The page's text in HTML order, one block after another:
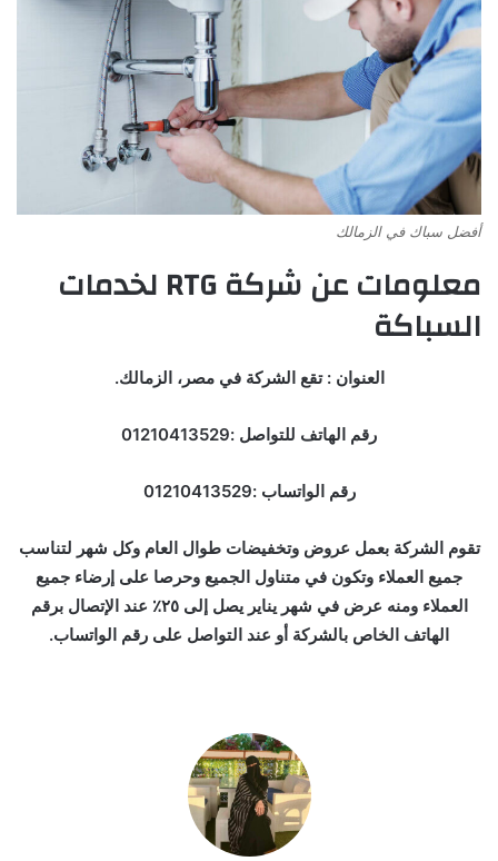
أفضل سباك في الزمالك
معلومات عن شركة RTG لخدمات
السباكة
العنوان : تقع الشركة في مصر، الزمالك.
رقم الهاتف للتواصل :01210413529
رقم الواتساب :01210413529
تقوم الشركة بعمل عروض وتخفيضات طوال العام وكل شهر لتناسب
جميع العملاء وتكون في متناول الجميع وحرصا على إرضاء جميع
العملاء ومنه عرض في شهر يناير يصل إلى ٢٥٪ عند الإتصال برقم
الهاتف الخاص بالشركة أو عند التواصل على رقم الواتساب.